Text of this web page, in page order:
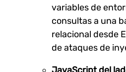
variables de
consultas a una
relacional desde
de ataques de